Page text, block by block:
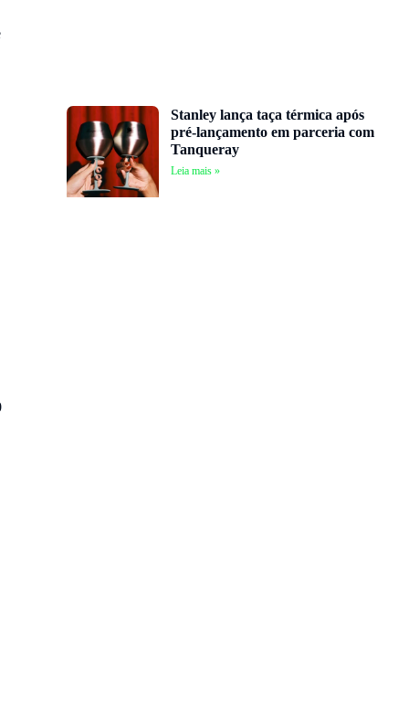
Stanley lança taça térmica após
pré-lançamento em parceria com
Tanqueray
Leia mais »